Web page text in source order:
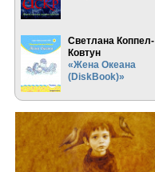
Светлана Коппел-
Ковтун
«Жена Океана
(DiskBook)»